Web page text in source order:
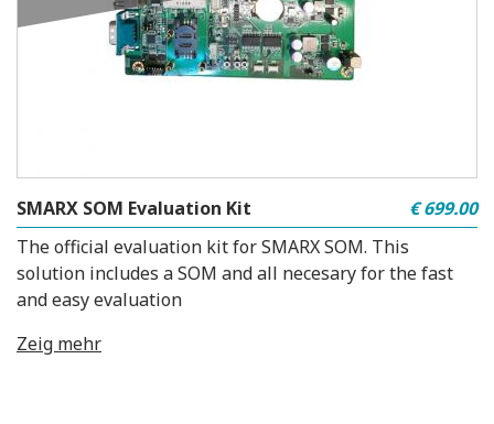
SMARX SOM Evaluation Kit
€ 699.00
The official evaluation kit for SMARX SOM. This
solution includes a SOM and all necesary for the fast
and easy evaluation
Zeig mehr